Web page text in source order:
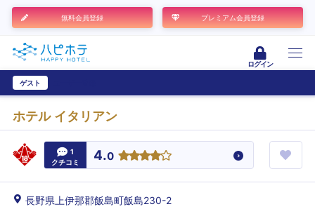
無料会員登録 プレミアム会員登録
ログイン
ゲスト
ホテル イタリアン
1
クチコミ
4.0
長野県上伊那郡飯島町飯島230-2